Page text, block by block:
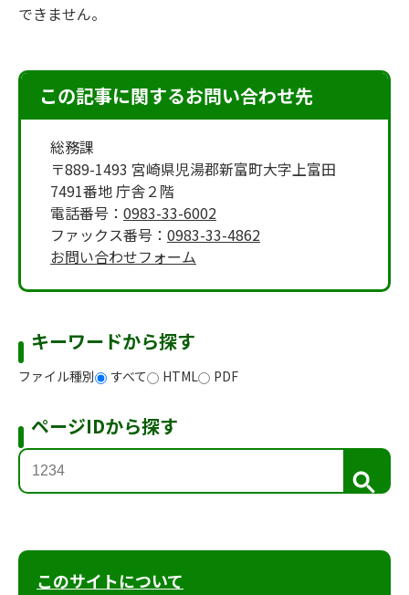
できません。
この記事に関するお問い合わせ先
総務課
〒889-1493 宮崎県児湯郡新富町大字上富田
7491番地 庁舎２階
電話番号： 0983-33-6002
ファックス番号： 0983-33-4862
お問い合わせフォーム
キーワードから探す
ファイル種別 すべて HTML PDF
ページIDから探す
検
索
このサイトについて